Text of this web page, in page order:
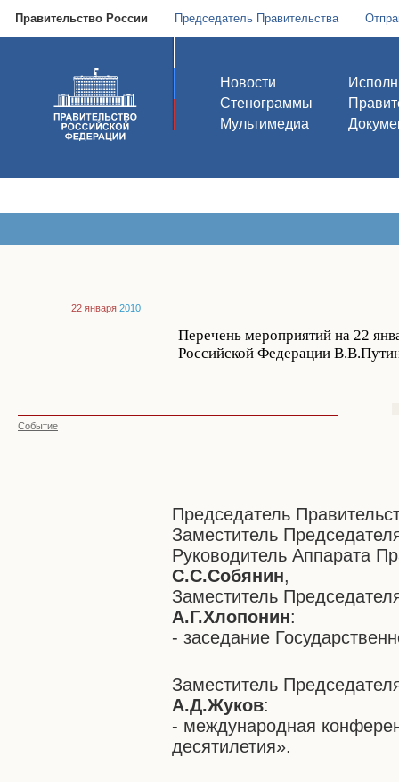
Правительство России Председатель Правительства
Новости
Стенограммы
Мультимедиа
22 января 2010
Перечень мероприятий на 22
Российской Федерации
Событие
Председатель
Заместитель
Руководитель Аппарата
С.С.Собянин,
Заместитель
А.Г.Хлопонин:
- заседание
Заместитель
А.Д.Жуков:
- международная
десятилетия».